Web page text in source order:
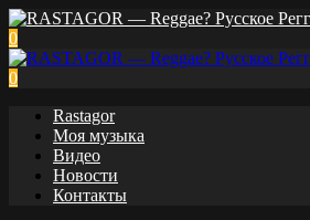
0
0
Rastagor
Моя музыка
Видео
Новости
Контакты